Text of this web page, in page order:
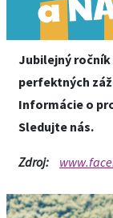
Jubilejný
perfektných
Informácie o
Sledujte nás.
Zdroj: